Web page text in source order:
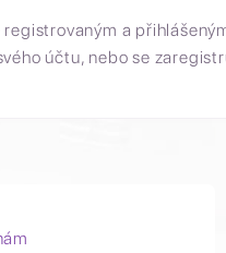
a
účtu, nebo se